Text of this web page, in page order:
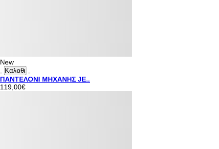
New
Καλαθι
ΠΑΝΤΕΛΟΝΙ ΜΗΧΑΝΗΣ JE..
119,00€